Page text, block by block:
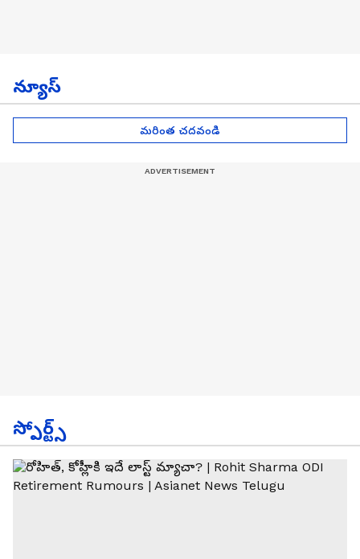
న్యూస్
మరింత చదవండి
స్పోర్ట్స్